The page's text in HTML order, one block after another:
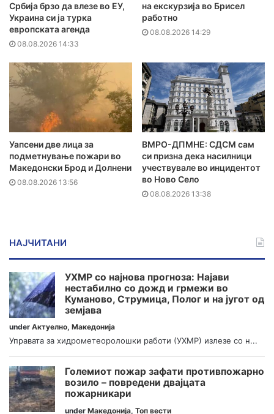
Србија брзо да влезе во ЕУ,
Украина си ја турка
европската агенда
08.08.2026 14:33
на екскурзија во Брисел
работно
08.08.2026 14:29
Уапсени две лица за
подметнување пожари во
Македонски Брод и Долнени
08.08.2026 13:56
ВМРО-ДПМНЕ: СДСМ сам
си призна дека насилници
учествувале во инцидентот
во Ново Село
08.08.2026 13:38
НАЈЧИТАНИ
УХМР со најнова прогноза: Најави
нестабилно со дожд и грмежи во
Куманово, Струмица, Полог и на југот од
земјава
under Актуелно, Македонија
Управата за хидрометеоролошки работи (УХМР) излезе со н...
Големиот пожар зафати противпожарно
возило – повредени двајцата
пожарникари
under Македонија, Топ вести